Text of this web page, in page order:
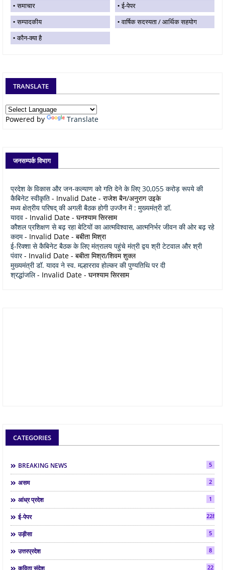
समाचार
ई-पेपर
सम्पादकीय
वार्षिक सदस्यता / आर्थिक सहयोग
कौन-क्या है
TRANSLATE
Powered by Translate
जनसम्पर्क विभाग
प्रदेश के विकास और जन-कल्याण को गति देने के लिए 30,055 करोड़ रूपये की
कैबिनेट स्वीकृति - Invalid Date - राजेश बैन/अनुराग उइके
मध्य क्षेत्रीय परिषद् की अगली बैठक होगी उज्जैन में : मुख्यमंत्री डॉ.
यादव - Invalid Date - घनश्याम सिरसाम
कौशल प्रशिक्षण से बढ़ रहा बेटियों का आत्मविश्वास, आत्मनिर्भर जीवन की ओर बढ़ रहे
कदम- Invalid Date - बबीता मिश्रा
ई-रिक्शा से कैबिनेट बैठक के लिए मंत्रालय पहुंचे मंत्री द्वय श्री टेटवाल और श्री
पंवार- Invalid Date - बबीता मिश्रा/शिवम शुक्ल
मुख्यमंत्री डॉ. यादव ने स्व. मल्हारराव होल्कर की पुण्यतिथि पर दी
श्रद्धांजलि- Invalid Date - घनश्याम सिरसाम
CATEGORIES
BREAKING NEWS 5
असम 2
आंध्र प्रदेश 1
ई-पेपर 2286
उड़ीसा 5
उत्तरप्रदेश 8
कविता संदेश 22